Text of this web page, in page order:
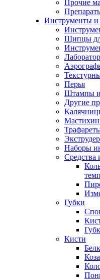
Прочие
Инструменты и
Щипцы
Перья
Штампы
Другие
Наборы
Средства
Губки
Кисти
Коза